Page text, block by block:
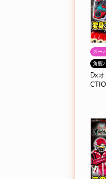
スー
角醒
Dx